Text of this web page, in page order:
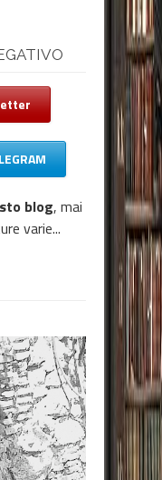
blog, mai
varie...